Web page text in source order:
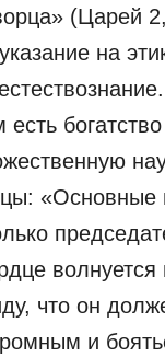
(Царей
на
«Основные
волнуется
что он
и